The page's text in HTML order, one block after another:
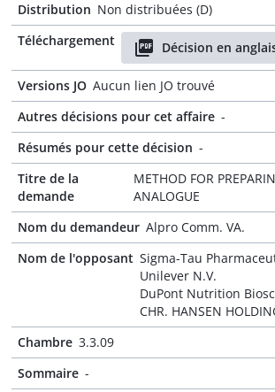
Distribution Non distribuées (D)
Téléchargement
Décision en
Versions JO Aucun lien JO trouvé
Autres décisions pour cet affaire -
Résumés pour cette décision -
Titre de la
demande
METHOD FOR
ANALOGUE
Nom du demandeur Alpro Comm. VA.
Nom de l'opposant Sigma-Tau
Unilever N.V.
DuPont Nutrition
CHR. HANSEN
Chambre 3.3.09
Sommaire -